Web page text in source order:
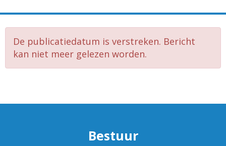
De publicatiedatum is verstreken. Bericht
kan niet meer gelezen worden.
Bestuur